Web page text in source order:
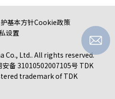
基本方针Cookie政策
设置
Co., Ltd.. All rights reserved.
安备 31010502007105号 TDK
trademark of TDK